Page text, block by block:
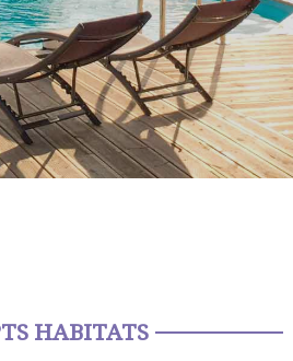
HABITATS